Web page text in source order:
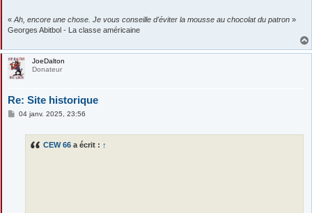
« Ah, encore une chose. Je vous conseille d'éviter la mousse au chocolat du patron »
Georges Abitbol - La classe américaine
JoeDalton
Donateur
Re: Site historique
M04 janv. 2025, 23:56
CEW 66 a écrit : ↑